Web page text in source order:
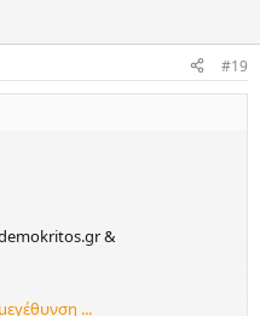
#19
&
...